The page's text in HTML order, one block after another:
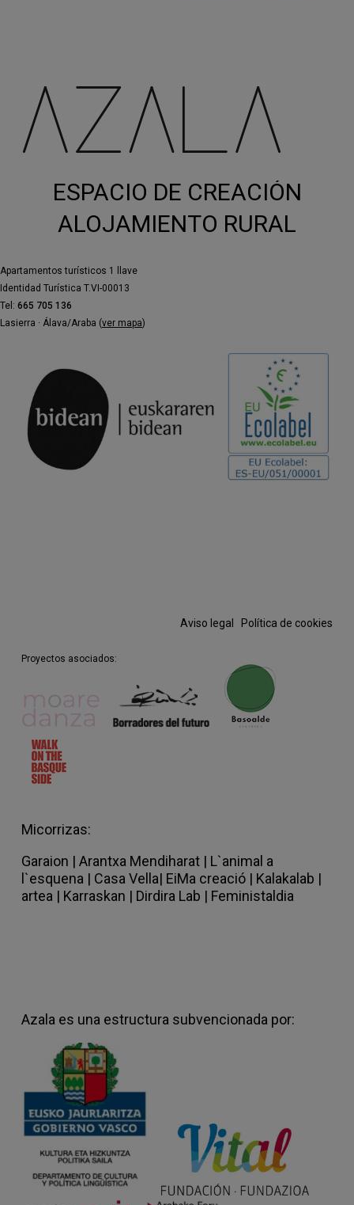
ESPACIO DE CREACIÓN
ALOJAMIENTO RURAL
Apartamentos turísticos 1 llave
Identidad Turística T.VI-00013
Tel: 665 705 136
Lasierra · Álava/Araba (ver mapa)
Aviso legal Política de cookies
Proyectos asociados:
Micorrizas:
Garaion | Arantxa Mendiharat | L`animal a
l`esquena | Casa Vella| EiMa creació | Kalakalab |
artea | Karraskan | Dirdira Lab | Feministaldia
Azala es una estructura subvencionada por: